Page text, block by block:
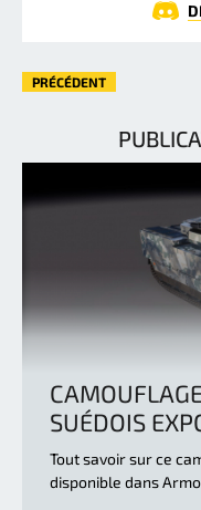
PRÉCÉDENT
SUÉDOIS
Tout savoir sur ce
disponible dans